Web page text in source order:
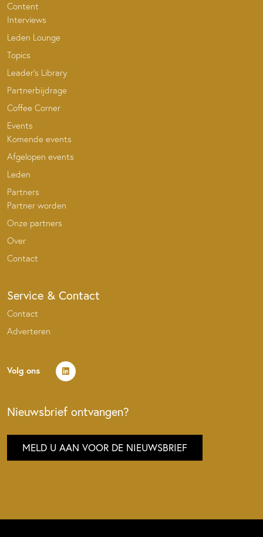
Content
Interviews
Leden Lounge
Topics
Leader’s Library
Partnerbijdrage
Coffee Corner
Events
Komende events
Afgelopen events
Leden
Partners
Partner worden
Onze partners
Over
Contact
Service & Contact
Contact
Adverteren
Volg ons
Nieuwsbrief ontvangen?
MELD U AAN VOOR DE NIEUWSBRIEF